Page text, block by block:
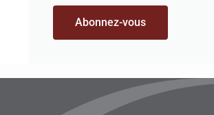
Abonnez-vous